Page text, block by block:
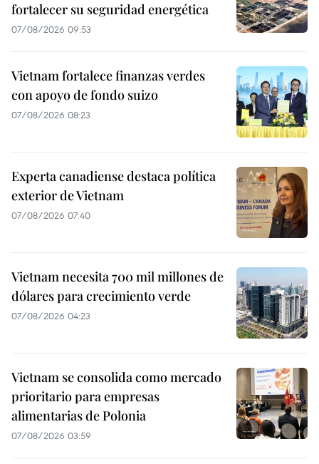
fortalecer su seguridad energética
07/08/2026 09:53
Vietnam fortalece finanzas verdes
con apoyo de fondo suizo
07/08/2026 08:23
Experta canadiense destaca política
exterior de Vietnam
07/08/2026 07:40
Vietnam necesita 700 mil millones de
dólares para crecimiento verde
07/08/2026 04:23
Vietnam se consolida como mercado
prioritario para empresas
alimentarias de Polonia
07/08/2026 03:59